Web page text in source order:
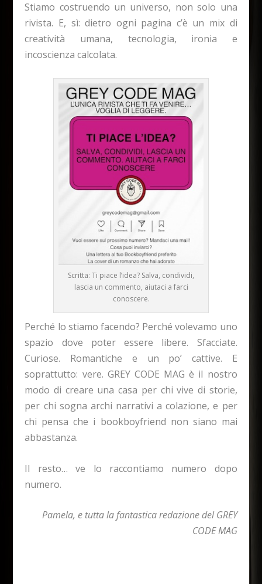
Stiamo costruendo un universo, non solo una
rivista. E, sì: dietro ogni pagina c’è un mix di
creatività umana, tecnologia, ironia e
incoscienza calcolata.
Scritta: Ti piace l’idea? Salva, condividi,
lascia un commento, aiutaci a farci
conoscere.
Perché lo stiamo facendo? Perché volevamo uno
spazio dove poter essere libere. Sfacciate.
Curiose. Romantiche e un po’ cattive. E
soprattutto: vere. GREY CODE MAG è il nostro
modo di creare una casa per chi vive di storie,
per chi sogna archi narrativi a colazione, e per
chi pensa che i bookboyfriend non siano mai
abbastanza.
Il resto… ve lo raccontiamo numero dopo
numero.
Pamela, e tutta la fantastica redazione del GREY
CODE MAG